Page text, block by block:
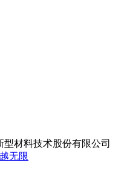
材料技术股份有限公司
无限